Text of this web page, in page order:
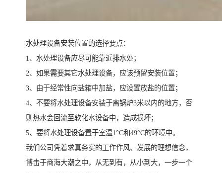
水处理设备安装位置的选择要点：
1、水处理设备应尽可能靠近排水处；
2、如果需要其它水处理设备，应该预留安装位置；
3、由于经常性向盐箱中加盐，应设置放盐的位置；
4、不要将水处理设备安装于离锅炉3米以内的地方，否
则热水会回流至软化水设备中，造成损坏；
5、要将水处理设备置于室温1°C和49°C的环境中。
我们公司凭着求真务实的工作作风、发展的理想信念，
博击于商海大潮之中，从无到有，从小到大，一步一个